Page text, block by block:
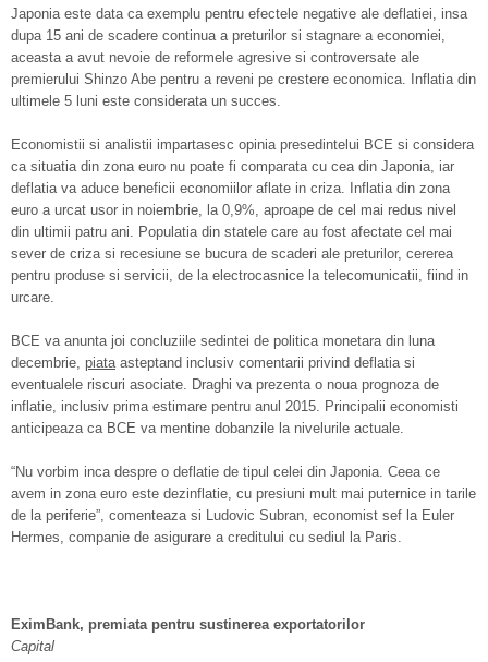
Japonia este data ca exemplu pentru efectele negative ale deflatiei, insa
dupa 15 ani de scadere continua a preturilor si stagnare a economiei,
aceasta a avut nevoie de reformele agresive si controversate ale
premierului Shinzo Abe pentru a reveni pe crestere economica. Inflatia din
ultimele 5 luni este considerata un succes.
Economistii si analistii impartasesc opinia presedintelui BCE si considera
ca situatia din zona euro nu poate fi comparata cu cea din Japonia, iar
deflatia va aduce beneficii economiilor aflate in criza. Inflatia din zona
euro a urcat usor in noiembrie, la 0,9%, aproape de cel mai redus nivel
din ultimii patru ani. Populatia din statele care au fost afectate cel mai
sever de criza si recesiune se bucura de scaderi ale preturilor, cererea
pentru produse si servicii, de la electrocasnice la telecomunicatii, fiind in
urcare.
BCE va anunta joi concluziile sedintei de politica monetara din luna
decembrie, piataasteptand inclusiv comentarii privind deflatia si
eventualele riscuri asociate. Draghi va prezenta o noua prognoza de
inflatie, inclusiv prima estimare pentru anul 2015. Principalii economisti
anticipeaza ca BCE va mentine dobanzile la nivelurile actuale.
“Nu vorbim inca despre o deflatie de tipul celei din Japonia. Ceea ce
avem in zona euro este dezinflatie, cu presiuni mult mai puternice in tarile
de la periferie”, comenteaza si Ludovic Subran, economist sef la Euler
Hermes, companie de asigurare a creditului cu sediul la Paris.
EximBank, premiata pentru sustinerea exportatorilor
Capital